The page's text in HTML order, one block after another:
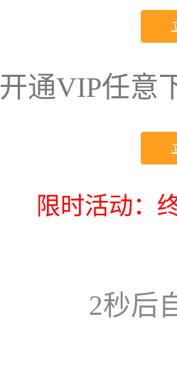
开通VIP任意
限时活动：
2秒后